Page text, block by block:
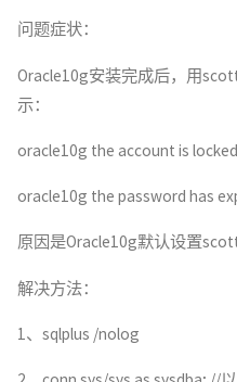
置"
问题症状：
Oracle10g安装完成后，用
示：
oracle10g the account is locked
oracle10g the password has
原因是Oracle10g默认设置
解决方法：
1、sqlplus /nolog